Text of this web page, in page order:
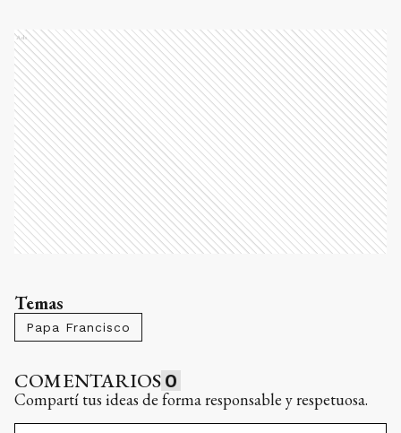
Ads
Temas
Papa Francisco
COMENTARIOS 0
Compartí tus ideas de forma responsable y respetuosa.